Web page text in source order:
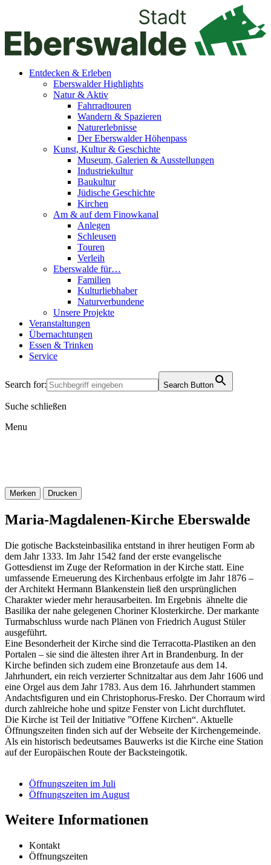
Entdecken & Erleben
Eberswalder Highlights
Natur & Aktiv
Fahrradtouren
Wandern & Spazieren
Naturerlebnisse
Der Eberswalder Höhenpass
Kunst, Kultur & Geschichte
Museum, Galerien & Ausstellungen
Industriekultur
Baukultur
Jüdische Geschichte
Kirchen
Am & auf dem Finowkanal
Anlegen
Schleusen
Touren
Verleih
Eberswalde für…
Familien
Kulturliebhaber
Naturverbundene
Unsere Projekte
Veranstaltungen
Übernachtungen
Essen & Trinken
Service
Search for: Search Button
Suche schließen
Menu
Merken Drucken
Maria-Magdalenen-Kirche Eberswalde
Die gotische Backsteinbasilika entstand in ihrer heutigen Form ab
dem Jahr 1333. Im Jahr 1542 fand der erste evangelische
Gottesdienst im Zuge der Reformation in der Kirche statt. Eine
umfassende Erneuerung des Kirchenbaus erfolgte im Jahr 1876 –
der Architekt Hermann Blankenstein ließ den ursprünglichen
Charakter wieder mehr herausarbeiten. Im Ergebnis ähnelte die
Basilika der nahe gelegenen Choriner Klosterkirche. Der markante
Turmabschluss wurde nach Plänen von Friedrich August Stüler
ausgeführt.
Eine Besonderheit der Kirche sind die Terracotta-Plastiken an den
Portalen – sie sind die ältesten ihrer Art in Brandenburg. In der
Kirche befinden sich zudem eine Bronzetaufe aus dem 14.
Jahrhundert, ein reich verzierter Schnitzaltar aus dem Jahr 1606 und
eine Orgel aus dem Jahr 1783. Aus dem 16. Jahrhundert stammen
Andachtsfiguren und ein Christophorus-Fresko. Der Chorraum wird
durch zahlreiche hohe und spitze Fenster von Licht durchflutet.
Die Kirche ist Teil der Initiative ”Offene Kirchen“. Aktuelle
Öffnungszeiten finden sich auf der Webseite der Kirchengemeinde.
Als ein historisch bedeutsames Bauwerks ist die Kirche eine Station
auf der Europäischen Route der Backsteingotik.
Öffnungszeiten im Juli
Öffnungszeiten im August
Weitere Informationen
Kontakt
Öffnungszeiten